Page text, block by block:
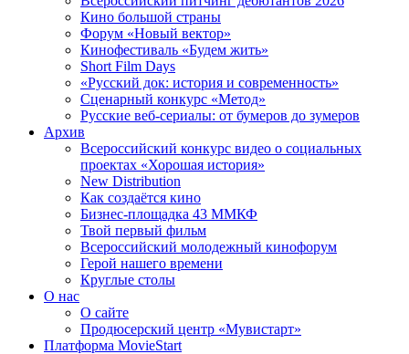
Кино большой страны
Форум «Новый вектор»
Кинофестиваль «Будем жить»
Short Film Days
«Русский док: история и современность»
Сценарный конкурс «Метод»
Русские веб-сериалы: от бумеров до зумеров
Архив
Всероссийский конкурс видео о социальных
проектах «Хорошая история»
New Distribution
Как создаётся кино
Бизнес-площадка 43 ММКФ
Твой первый фильм
Всероссийский молодежный кинофорум
Герой нашего времени
Круглые столы
О нас
О сайте
Продюсерский центр «Мувистарт»
Платформа MovieStart